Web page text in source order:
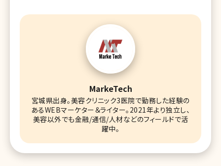
MarkeTech
宮城県出身。美容クリニック3医院で勤務した経験の
あるWEBマーケター＆ライター。2021年より独立し、
美容以外でも金融/通信/人材などのフィールドで活
躍中。